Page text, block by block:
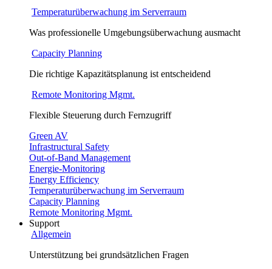
Temperaturüberwachung im Serverraum
Was professionelle Umgebungsüberwachung ausmacht
Capacity Planning
Die richtige Kapazitätsplanung ist entscheidend
Remote Monitoring Mgmt.
Flexible Steuerung durch Fernzugriff
Green AV
Infrastructural Safety
Out-of-Band Management
Energie-Monitoring
Energy Efficiency
Temperaturüberwachung im Serverraum
Capacity Planning
Remote Monitoring Mgmt.
Support
Allgemein
Unterstützung bei grundsätzlichen Fragen